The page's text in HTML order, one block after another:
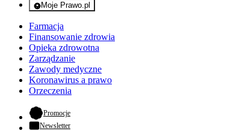
Moje Prawo.pl
- rejestracja i logowanie do serwisu
Farmacja
Finansowanie zdrowia
Opieka zdrowotna
Zarządzanie
Zawody medyczne
Koronawirus a prawo
Orzeczenia
Promocje- otwiera się w nowej karcie
Newsletter